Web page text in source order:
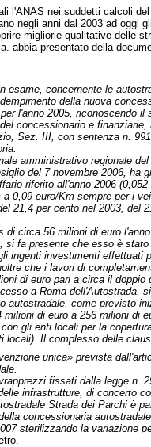
l'ANAS nei suddetti calcoli del
negli anni dal 2003 ad oggi
migliorie qualitative delle
abbia presentato della
esame, concernente le
della nuova
l'anno 2005, riconoscendo
concessionario e
Sez. III, con sentenza n.
amministrativo regionale
del 7 novembre 2006, ha
riferito all'anno 2006
0,09 euro/Km sempre per i
21,4 per cento nel 2003, del
circa 56 milioni di euro
fa presente che esso è
ingenti investimenti
che i lavori di
di euro pari a circa il doppio
a Roma
autostradale, come previsto
di euro a 256 milioni di
gli enti locali per la
locali). Il complesso delle
unica» prevista
fissati dalla legge n.
infrastrutture, di concerto
Strada dei Parchi è
concessionaria
sterilizzando la variazione